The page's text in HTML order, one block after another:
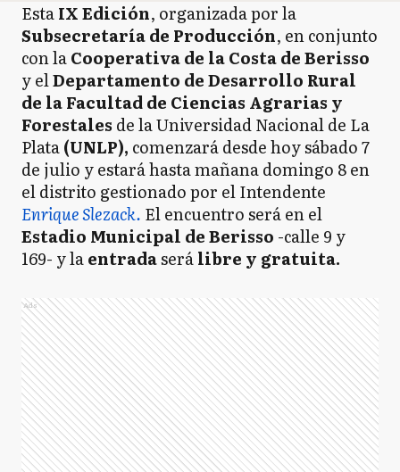
EstaIX Edición, organizada por la
Subsecretaría de Producción, en conjunto
con laCooperativa de la Costa de Berisso
y elDepartamento de Desarrollo Rural
de la Facultad de Ciencias Agrarias y
Forestales de la Universidad Nacional de La
Plata(UNLP), comenzará desde hoy sábado 7
de julio y estará hasta mañana domingo 8 en
el distrito gestionado por el Intendente
Enrique Slezack. El encuentro será en el
Estadio Municipal de Berisso -calle 9 y
169- y laentradaserálibre y gratuita.
Ads